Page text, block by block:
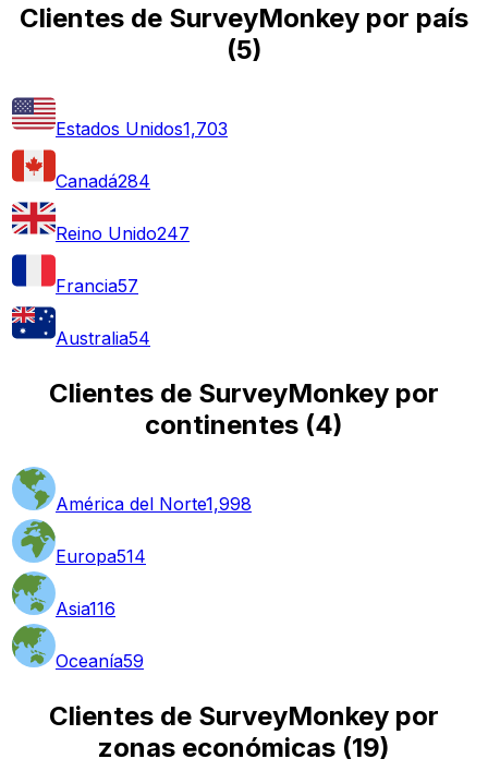
Clientes de SurveyMonkey por país
(5)
Estados Unidos1,703
Canadá284
Reino Unido247
Francia57
Australia54
Clientes de SurveyMonkey por
continentes (4)
América del Norte1,998
Europa514
Asia116
Oceanía59
Clientes de SurveyMonkey por
zonas económicas (19)